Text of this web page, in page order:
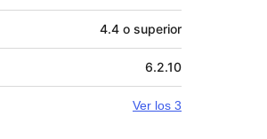
4.4 o superior
6.2.10
Ver los 3